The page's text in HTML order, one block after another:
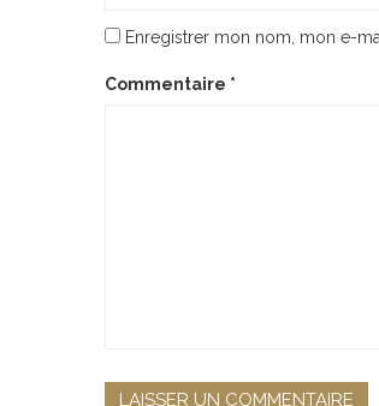
Enregistrer mon nom, mon e-
Commentaire *